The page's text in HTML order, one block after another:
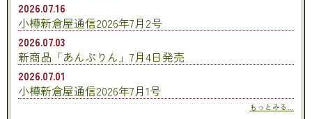
2026.07.16
小樽新倉屋通信2026年7月2号
2026.07.03
新商品「あんぷりん」7月4日発売
2026.07.01
小樽新倉屋通信2026年7月1号
もっとみる...